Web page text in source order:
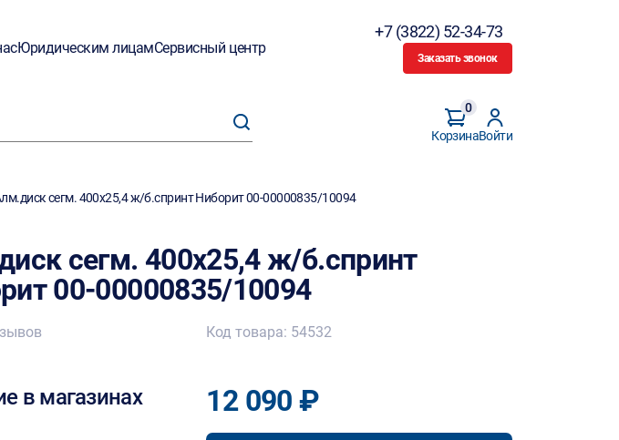
Юридическим лицамСервисный центр
+7 (3822) 52-34-73
Заказать звонок
Корзина
0
Войти
сегм. 400х25,4 ж/б.спринт Ниборит 00-00000835/10094
сегм. 400х25,4 ж/б.спринт
00-00000835/10094
в магазинах
Код товара: 54532
12 090 ₽